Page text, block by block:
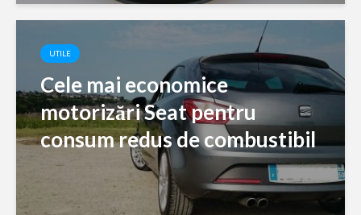
UTILE
Cele mai economice
motorizări Seat pentru
consum redus de combustibil